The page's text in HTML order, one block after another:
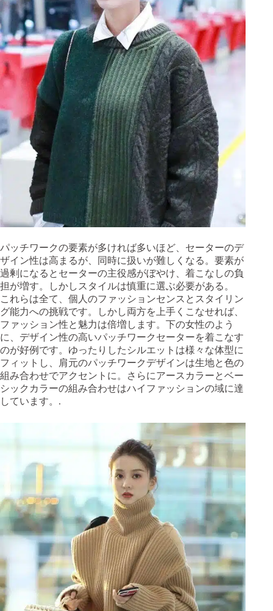
パッチワークの要素が多ければ多いほど、セーターのデ
ザイン性は高まるが、同時に扱いが難しくなる。要素が
過剰になるとセーターの主役感がぼやけ、着こなしの負
担が増す。しかしスタイルは慎重に選ぶ必要がある。
これらは全て、個人のファッションセンスとスタイリン
グ能力への挑戦です。しかし両方を上手くこなせれば、
ファッション性と魅力は倍増します。下の女性のよう
に、デザイン性の高いパッチワークセーターを着こなす
のが好例です。ゆったりしたシルエットは様々な体型に
フィットし、肩元のパッチワークデザインは生地と色の
組み合わせでアクセントに。さらにアースカラーとベー
シックカラーの組み合わせはハイファッションの域に達
しています。.